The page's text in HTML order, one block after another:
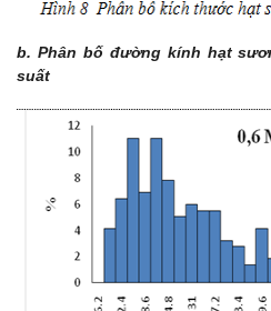
b. Phân bố đường kính hạt
suất